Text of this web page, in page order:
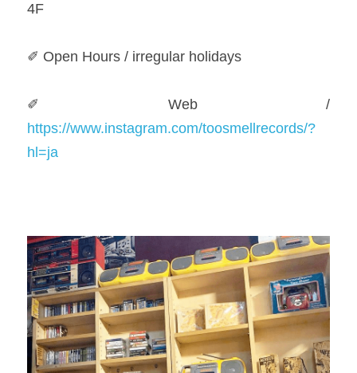
4F​
✐ Open Hours / irregular holidays​
https://www.instagram.com/toosmellrecords/?
hl=ja​